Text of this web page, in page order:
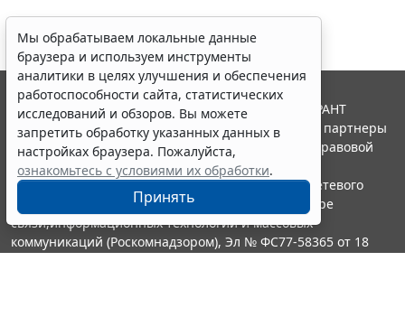
Мы обрабатываем локальные данные
браузера и используем инструменты
аналитики в целях улучшения и обеспечения
работоспособности сайта, статистических
исследований и обзоров. Вы можете
запретить обработку указанных данных в
настройках браузера. Пожалуйста,
ознакомьтесь с условиями их обработки.
Принять
© ООО "НПП "ГАРАНТ-СЕРВИС", 2026. Система ГАРАНТ
выпускается с 1990 года. Компания "Гарант" и ее партнеры
являются участниками Российской ассоциации правовой
информации ГАРАНТ.
Портал ГАРАНТ.РУ зарегистрирован в качестве сетевого
издания Федеральной службой по надзору в сфере
связи,информационных технологий и массовых
коммуникаций (Роскомнадзором), Эл № ФС77-58365 от 18